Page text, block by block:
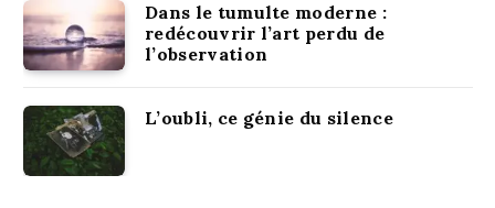
Dans le tumulte moderne :
redécouvrir l’art perdu de
l’observation
L’oubli, ce génie du silence